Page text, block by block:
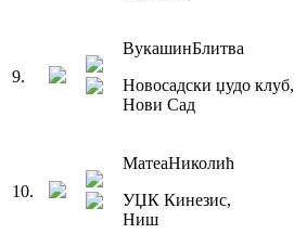
9.
ВукашинБлитва
Новосадски џудо клуб,
Нови Сад
10.
МатеаНиколић
УЏК Кинезис,
Ниш